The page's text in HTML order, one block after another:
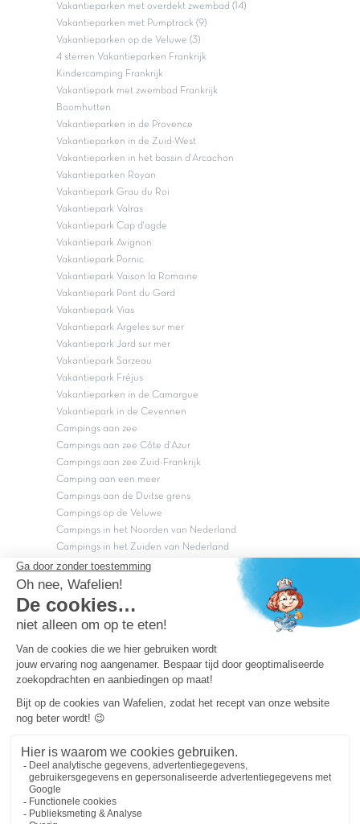
Vakantieparken met overdekt zwembad (14)
Vakantieparken met Pumptrack (9)
Vakantieparken op de Veluwe (3)
4 sterren Vakantieparken Frankrijk
Kindercamping Frankrijk
Vakantiepark met zwembad Frankrijk
Boomhutten
Vakantieparken in de Provence
Vakantieparken in de Zuid-West
Vakantieparken in het bassin d'Arcachon
Vakantieparken Royan
Vakantiepark Grau du Roi
Vakantiepark Valras
Vakantiepark Cap d'agde
Vakantiepark Avignon
Vakantiepark Pornic
Vakantiepark Vaison la Romaine
Vakantiepark Pont du Gard
Vakantiepark Vias
Vakantiepark Argeles sur mer
Vakantiepark Jard sur mer
Vakantiepark Sarzeau
Vakantiepark Fréjus
Vakantieparken in de Camargue
Vakantiepark in de Cevennen
Campings aan zee
Campings aan zee Côte d'Azur
Campings aan zee Zuid-Frankrijk
Camping aan een meer
Campings aan de Duitse grens
Campings op de Veluwe
Campings in het Noorden van Nederland
Campings in het Zuiden van Nederland
Copyright Capfun 2026 ©
Bij Capfun solliciteren
Veelgestelde vragen
Dutchbox Vakantiepark
Superdeals
Capfun in de media
Carabouille.nl
Wettelijke bepalingen
Algemene reisvoorwaarden
Persvragen? mailpersvragen@capfun.com
Powered by ICS
OK